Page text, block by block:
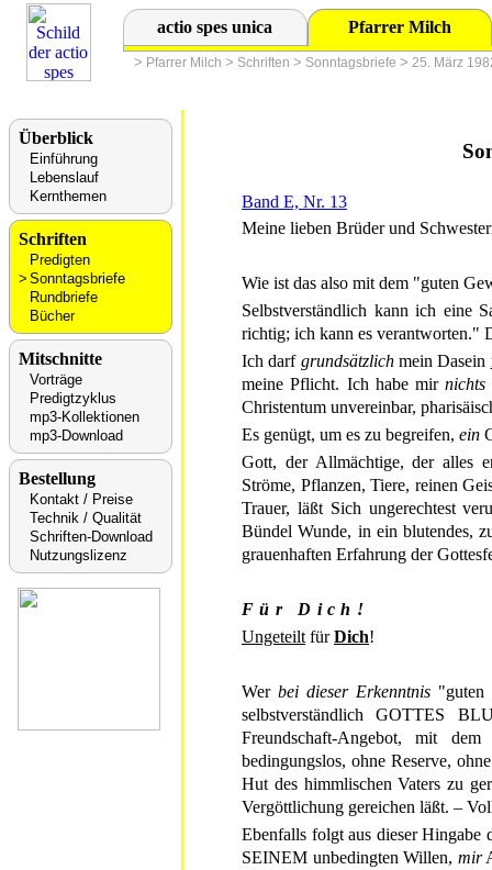
actio spes unica Pfarrer Milch
> Pfarrer Milch > Schriften > Sonntagsbriefe > 25. März
Überblick
Einführung
Lebenslauf
Kernthemen
Schriften
Predigten
Sonntagsbriefe
Rundbriefe
Bücher
Mitschnitte
Vorträge
Predigtzyklus
mp3-Kollektionen
mp3-Download
Bestellung
Kontakt / Preise
Technik / Qualität
Schriften-Download
Nutzungslizenz
Band E, Nr. 13
Meine lieben Brüder und
Wie ist das also mit dem "guten
Selbstverständlich kann ich eine
richtig; ich kann es verantworten."
Ich darf grundsätzlichmein Dasein
meine Pflicht. Ich habe mirnichts
Christentum unvereinbar,
Es genügt, um es zu begreifen, ein
Gott, der Allmächtige, der alles
Ströme, Pflanzen, Tiere, reinen
Trauer, läßt Sich ungerechtest
Bündel Wunde, in ein blutendes,
grauenhaften Erfahrung der
Für Dich!
Ungeteilt fürDich!
Wer bei dieser Erkenntnis "guten
selbstverständlich GOTTES
Freundschaft-Angebot, mit
bedingungslos, ohne Reserve,
Hut des himmlischen Vaters zu
Vergöttlichung gereichen läßt. –
Ebenfalls folgt aus dieser Hingabe
SEINEM unbedingten Willen, mir